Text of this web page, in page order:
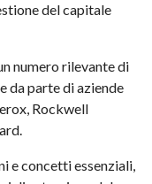
del capitale
numero rilevante di
da parte di aziende
Rockwell
e concetti essenziali,